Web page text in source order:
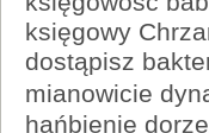
księgowy
dostąpisz
mianowicie
hańbienie